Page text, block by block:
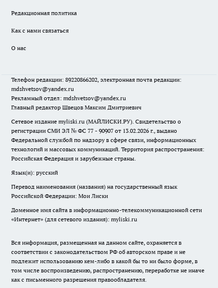
Редакционная политика
Как с нами связаться
О нас
Телефон редакции: 89220866202, электронная почта редакции:
mdshvetsov@yandex.ru
Рекламный отдел: mdshvetsov@yandex.ru
Главный редактор Швецов Максим Дмитриевич
Сетевое издание myliski.ru (МАЙЛИСКИ.РУ). Свидетельство о
регистрации СМИ ЭЛ № ФС 77 - 90907 от 13.02.2026 г., выдано
Федеральной службой по надзору в сфере связи, информационных
технологий и массовых коммуникаций. Территория распространения:
Российская Федерация и зарубежные страны.
Язык(и): русский
Перевод наименования (названия) на государственный язык
Российской Федерации: Мои Лиски
Доменное имя сайта в информационно-телекоммуникационной сети
«Интернет» (для сетевого издания): myliski.ru
Вся информация, размещенная на данном сайте, охраняется в
соответствии с законодательством РФ об авторском праве и не
подлежит использованию кем-либо в какой бы то ни было форме, в
том числе воспроизведению, распространению, переработке не иначе
как с письменного разрешения правообладателя.